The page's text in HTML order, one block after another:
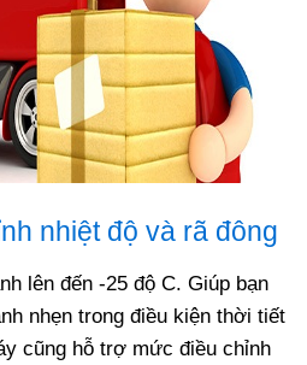
nhiệt độ và rã đông
lên đến -25 độ C. Giúp bạn
nhẹn trong điều kiện thời tiết
cũng hỗ trợ mức điều chỉnh